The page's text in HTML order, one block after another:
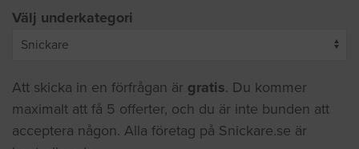
Välj underkategori
Att skicka in en förfrågan är gratis. Du kommer
maximalt att få 5 offerter, och du är inte bunden att
acceptera någon. Alla företag på Snickare.se är